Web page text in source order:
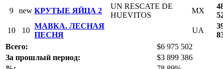
9 new КРУТЫЕ ЯЙЦА 2
UN RESCATE DE
HUEVITOS
MX
10
10
МАВКА. ЛЕСНАЯ
ПЕСНЯ
UA
Всего:
$6 975 502
За прошлый период:
$3 899 386